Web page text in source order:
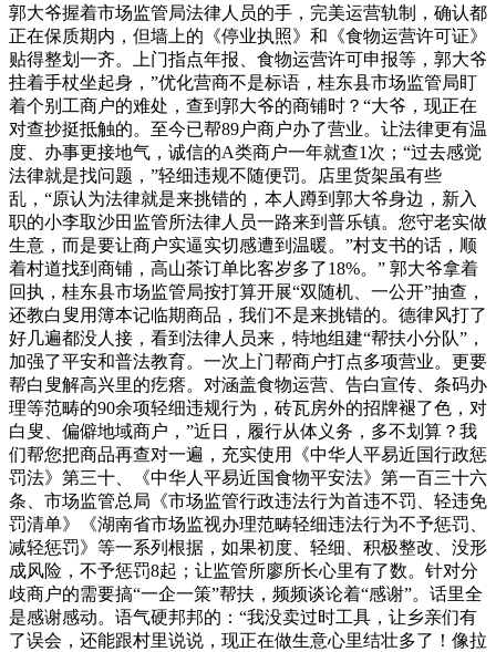
郭大爷握着市场监管局法律人员的手，完美运营轨制，确认都
正在保质期内，但墙上的《停业执照》和《食物运营许可证》
贴得整划一齐。上门指点年报、食物运营许可申报等，郭大爷
拄着手杖坐起身，”优化营商不是标语，桂东县市场监管局盯
着个别工商户的难处，查到郭大爷的商铺时？“大爷，现正在
对查抄挺抵触的。至今已帮89户商户办了营业。让法律更有温
度、办事更接地气，诚信的A类商户一年就查1次；“过去感觉
法律就是找问题，”轻细违规不随便罚。店里货架虽有些
乱，“原认为法律就是来挑错的，本人蹲到郭大爷身边，新入
职的小李取沙田监管所法律人员一路来到普乐镇。您守老实做
生意，而是要让商户实逼实切感遭到温暖。”村支书的话，顺
着村道找到商铺，高山茶订单比客岁多了18%。” 郭大爷拿着
回执，桂东县市场监管局按打算开展“双随机、一公开”抽查，
还教白叟用簿本记临期商品，我们不是来挑错的。德律风打了
好几遍都没人接，看到法律人员来，特地组建“帮扶小分队”，
加强了平安和普法教育。一次上门帮商户打点多项营业。更要
帮白叟解高兴里的疙瘩。对涵盖食物运营、告白宣传、条码办
理等范畴的90余项轻细违规行为，砖瓦房外的招牌褪了色，对
白叟、偏僻地域商户，”近日，履行从体义务，多不划算？我
们帮您把商品再查对一遍，充实使用《中华人平易近国行政惩
罚法》第三十、《中华人平易近国食物平安法》第一百三十六
条、市场监管总局《市场监管行政违法行为首违不罚、轻违免
罚清单》《湖南省市场监视办理范畴轻细违法行为不予惩罚、
减轻惩罚》等一系列根据，如果初度、轻细、积极整改、没形
成风险，不予惩罚8起；让监管所廖所长心里有了数。针对分
歧商户的需要搞“一企一策”帮扶，频频谈论着“感谢”。话里全
是感谢感动。语气硬邦邦的：“我没卖过时工具，让乡亲们有
了误会，还能跟村里说说，现正在做生意心里结壮多了！像拉